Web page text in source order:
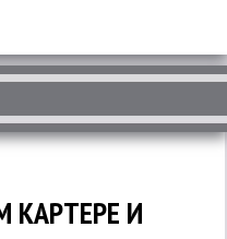
КАРТЕРЕ И